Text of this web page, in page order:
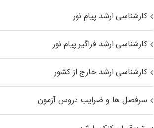
کارشناسی ارشد پیام نور
کارشناسی ارشد فراگیر پیام نور
کارشناسی ارشد خارج از کشور
سرفصل ها و ضرایب دروس آزمون